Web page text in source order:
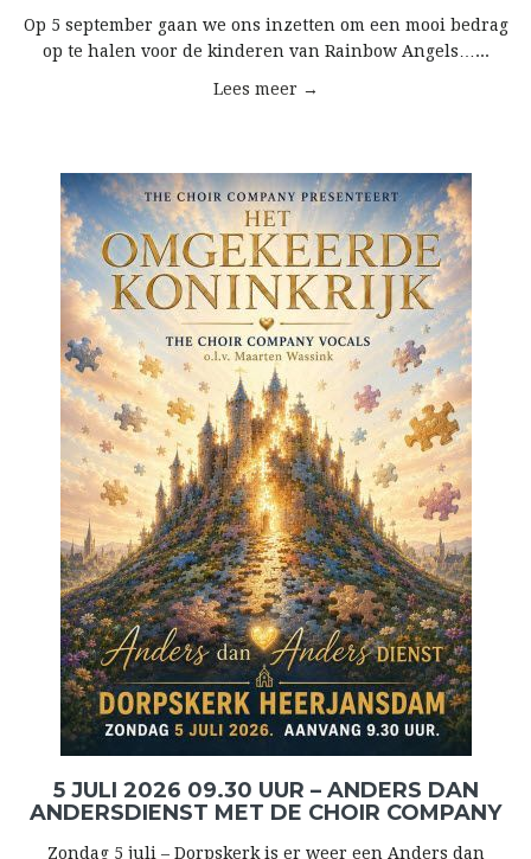
Op 5 september gaan we ons inzetten om een mooi bedrag
op te halen voor de kinderen van Rainbow Angels…...
Lees meer →
5 JULI 2026 09.30 UUR – ANDERS DAN
ANDERSDIENST MET DE CHOIR COMPANY
Zondag 5 juli – Dorpskerk is er weer een Anders dan